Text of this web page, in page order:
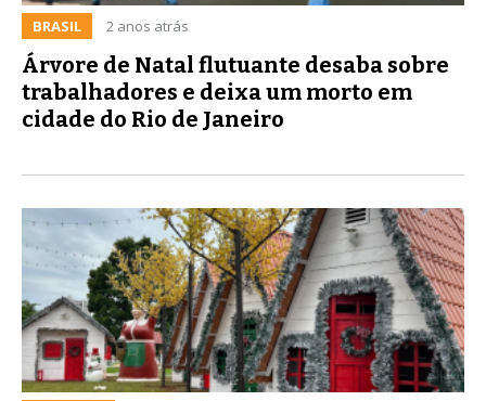
BRASIL 2 anos atrás
Árvore de Natal flutuante desaba sobre
trabalhadores e deixa um morto em
cidade do Rio de Janeiro